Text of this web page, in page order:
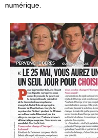
numérique.